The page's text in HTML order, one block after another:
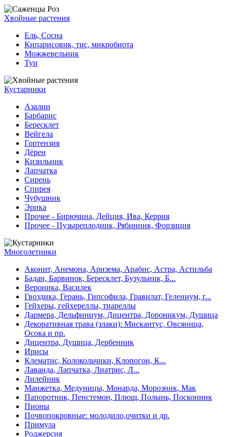
Хвойные растения
Ель, Сосна
Кипарисовик, тис, микробиота
Можжевельник
Туи
Кустарники
Азалии
Барбарис
Бересклет
Вейгела
Гортензия
Дёрен
Кизильник
Лапчатка
Сирень
Спирея
Чубушник
Эрика
Прочее - Бирючина, Дейция, Ива, Керрия
Прочее - Пузыреплодник, Рябинник, Форзиция
Многолетники
Аконит, Анемона, Аризема, Арабис, Астра, Астильба
Бадан, Барвинок, Бересклет, Бузульник, Б...
Вероника, Василек
Гвоздика, Герань, Гипсофила, Гравилат, Гелениум, г...
Гейхеры, гейхереллы, тиареллы
Дармера, Дельфиниум, Дицентра, Дороникум, Душица
Декоративная трава (злаки): Мискантус, Овсяница,
Осока и пр.
Дицентра, Душица, Дербенник
Ирисы
Клематис, Колокольчики, Клопогон, К...
Лаванда, Лапчатка, Лиатрис, Л...
Лилейник
Манжетка, Медуницы, Монарда, Морозник, Мак
Папоротник, Пенстемон, Плющ, Полынь, Посконник
Пионы
Почвопокровные: молодило,очитки и др.
Примула
Роджерсия